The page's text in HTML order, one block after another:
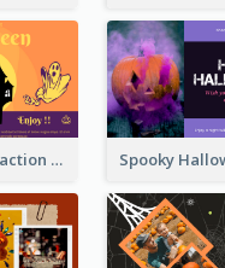
Haunted Attraction Themed Halloween Card